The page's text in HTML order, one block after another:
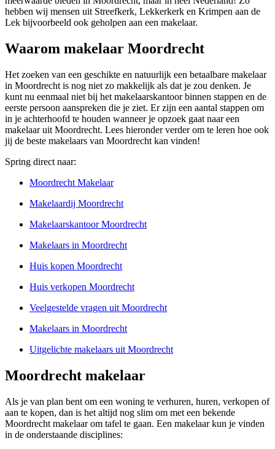
hebben wij mensen uit Streefkerk, Lekkerkerk en Krimpen aan de
Lek bijvoorbeeld ook geholpen aan een makelaar.
Waarom makelaar Moordrecht
Het zoeken van een geschikte en natuurlijk een betaalbare makelaar
in Moordrecht is nog niet zo makkelijk als dat je zou denken. Je
kunt nu eenmaal niet bij het makelaarskantoor binnen stappen en de
eerste persoon aanspreken die je ziet. Er zijn een aantal stappen om
in je achterhoofd te houden wanneer je opzoek gaat naar een
makelaar uit Moordrecht. Lees hieronder verder om te leren hoe ook
jij de beste makelaars van Moordrecht kan vinden!
Spring direct naar:
Moordrecht Makelaar
Makelaardij Moordrecht
Makelaarskantoor Moordrecht
Makelaars in Moordrecht
Huis kopen Moordrecht
Huis verkopen Moordrecht
Veelgestelde vragen uit Moordrecht
Makelaars in Moordrecht
Uitgelichte makelaars uit Moordrecht
Moordrecht makelaar
Als je van plan bent om een woning te verhuren, huren, verkopen of
aan te kopen, dan is het altijd nog slim om met een bekende
Moordrecht makelaar om tafel te gaan. Een makelaar kun je vinden
in de onderstaande disciplines: